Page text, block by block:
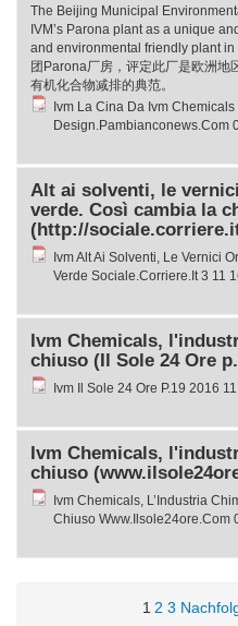
The Beijing Municipal
IVM’s Parona plant as a unique
and environmental friendly plant
团Parona厂房，评定此厂是欧洲地
有机化合物减排的典范。
Ivm La Cina Da Ivm
Design.Pambianconews.Com
Alt ai solventi, le
verde. Così cambia la
(http://
Ivm Alt Ai Solventi, Le Vernici
Verde Sociale.Corriere.It 3 11
Ivm Chemicals,
chiuso (Il Sole 24 Ore
Ivm Il Sole 24 Ore P.19 2016
Ivm Chemicals,
chiuso
Ivm Chemicals, L’Industria
Chiuso Www.Ilsole24ore.Com
1 2 3